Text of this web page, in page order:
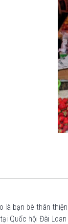
là bạn bè thân thiện
Quốc hội Đài Loan